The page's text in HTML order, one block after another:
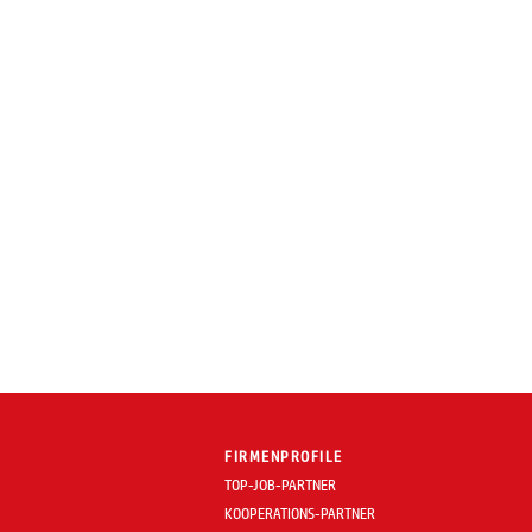
FIRMENPROFILE
TOP-JOB-PARTNER
KOOPERATIONS-PARTNER